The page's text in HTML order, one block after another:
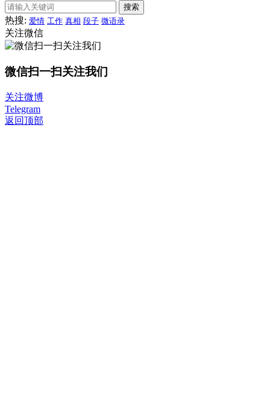
搜索
热搜: 爱情 工作 真相 段子 微语录
关注微信
微信扫一扫关注我们
关注微博
Telegram
返回顶部